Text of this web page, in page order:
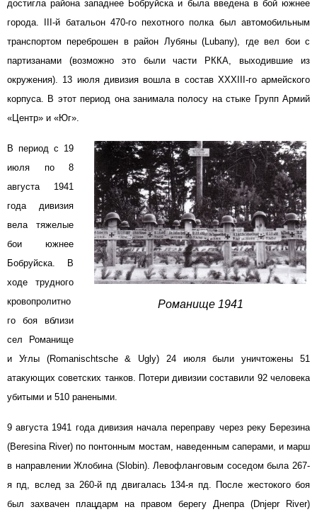
достигла района западнее Бобруйска и была введена в бой южнее
города. III-й батальон 470-го пехотного полка был автомобильным
транспортом переброшен в район Лубяны (Lubany), где вел бои с
партизанами (возможно это были части РККА, выходившие из
окружения). 13 июля дивизия вошла в состав XXXIII-го армейского
корпуса. В этот период она занимала полосу на стыке Групп Армий
«Центр» и «Юг».
Романище 1941
В период с 19
июля по 8
августа 1941
года дивизия
вела тяжелые
бои южнее
Бобруйска. В
ходе трудного
кровопролитно
го боя вблизи
сел Романище
и Углы (Romanischtsche & Ugly) 24 июля были уничтожены 51
атакующих советских танков. Потери дивизии составили 92 человека
убитыми и 510 ранеными.
9 августа 1941 года дивизия начала переправу через реку Березина
(Beresina River) по понтонным мостам, наведенным саперами, и марш
в направлении Жлобина (Slobin). Левофланговым соседом была 267-
я пд, вслед за 260-й пд двигалась 134-я пд. После жестокого боя
был захвачен плацдарм на правом берегу Днепра (Dnjepr River)